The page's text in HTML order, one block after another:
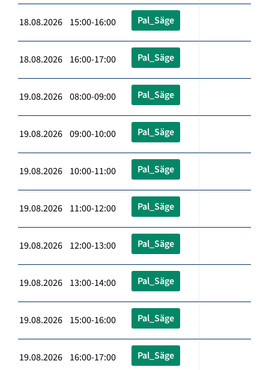
18.08.2026 15:00-16:00 Pal_Säge
18.08.2026 16:00-17:00 Pal_Säge
19.08.2026 08:00-09:00 Pal_Säge
19.08.2026 09:00-10:00 Pal_Säge
19.08.2026 10:00-11:00 Pal_Säge
19.08.2026 11:00-12:00 Pal_Säge
19.08.2026 12:00-13:00 Pal_Säge
19.08.2026 13:00-14:00 Pal_Säge
19.08.2026 15:00-16:00 Pal_Säge
19.08.2026 16:00-17:00 Pal_Säge